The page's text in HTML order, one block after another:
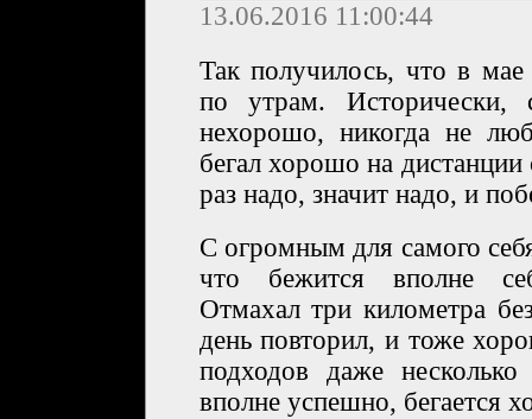
13.06.2016 11:00:44
Так получилось, что в
по утрам.
нехорошо, никогда не
бегал хорошо на
раз надо, значит надо, и
С огромным для самого
что бежится вполне
Отмахал три километра
день повторил, и тоже
подходов даже
вполне успешно, бегается